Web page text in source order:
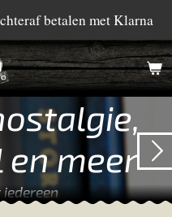
betalen met Klarna
meer